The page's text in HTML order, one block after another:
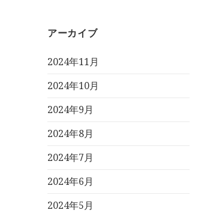
アーカイブ
2024年11月
2024年10月
2024年9月
2024年8月
2024年7月
2024年6月
2024年5月